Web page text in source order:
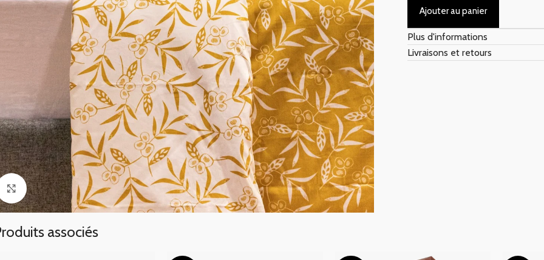
Click to enlarge
Ajouter au panier
Plus d'informations
Livraisons et retours
associés